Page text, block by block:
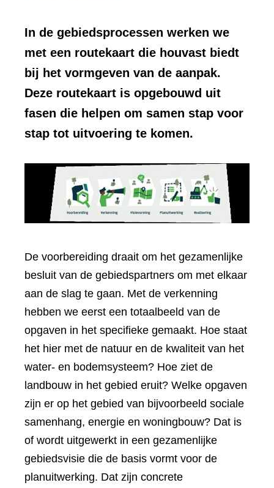
In de gebiedsprocessen werken we
met een routekaart die houvast biedt
bij het vormgeven van de aanpak.
Deze routekaart is opgebouwd uit
fasen die helpen om samen stap voor
stap tot uitvoering te komen.
De voorbereiding draait om het gezamenlijke
besluit van de gebiedspartners om met elkaar
aan de slag te gaan. Met de verkenning
hebben we eerst een totaalbeeld van de
opgaven in het specifieke gemaakt. Hoe staat
het hier met de natuur en de kwaliteit van het
water- en bodemsysteem? Hoe ziet de
landbouw in het gebied eruit? Welke opgaven
zijn er op het gebied van bijvoorbeeld sociale
samenhang, energie en woningbouw? Dat is
of wordt uitgewerkt in een gezamenlijke
gebiedsvisie die de basis vormt voor de
planuitwerking. Dat zijn concrete